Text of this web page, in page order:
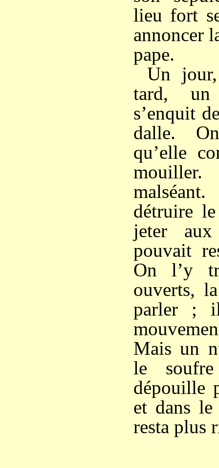
lieu fort
annoncer
pape.
Un
tard, un
s’enquit
dalle.
qu’elle
détruire
jeter
pouvait
On l’y
ouverts,
parler ;
Mais un
le soufre
dépouille
et dans
resta plus